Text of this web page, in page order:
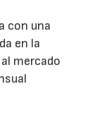
con una
en la
mercado